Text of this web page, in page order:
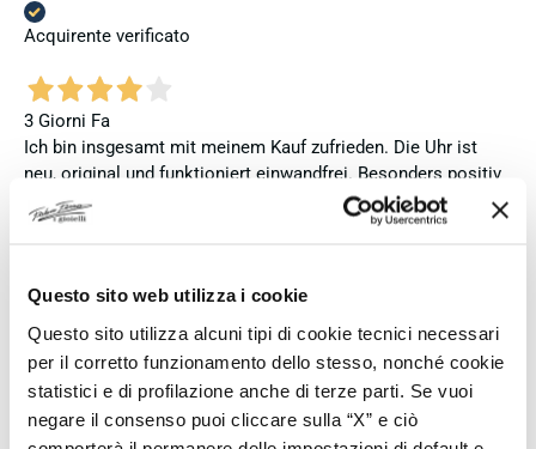
Questo sito web utilizza i cookie
Questo sito utilizza alcuni tipi di cookie tecnici necessari
per il corretto funzionamento dello stesso, nonché cookie
statistici e di profilazione anche di terze parti. Se vuoi
negare il consenso puoi cliccare sulla “X” e ciò
Acquirente verificato
3 Giorni Fa
Ich bin insgesamt mit meinem Kauf zufrieden. Die Uhr ist
neu, original und funktioniert einwandfrei. Besonders positiv
hervorheben möchte ich den attraktiven Preis sowie den
vollständig ausgefüllten und abgestempelten internationalen
meinen Erwartungen an einen autorisierten Seiko-Händler
entsprach. Die Uhr kam ohne die üblichen Schutzfolien am
Armband, die Originalverpackung entsprach nicht der
Verpackung, die ich von diesem Modell aus offiziellen
Präsentationen und Videos kenne (andere Box und anderes
Uhrenkissen), und auch die Seiko-Hangtags mit